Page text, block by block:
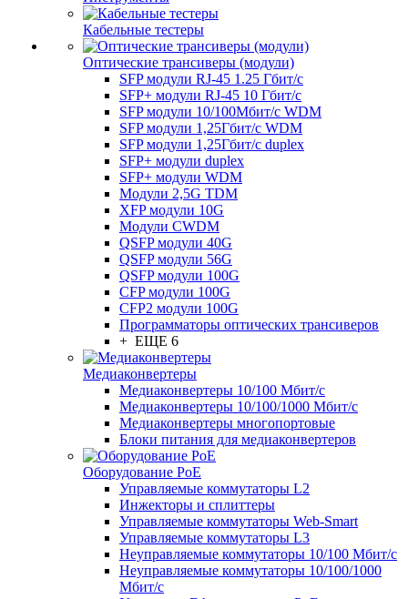
Кабельные тестеры
Оптические трансиверы (модули)
SFP модули RJ-45 1.25 Гбит/c
SFP+ модули RJ-45 10 Гбит/c
SFP модули 10/100Мбит/с WDM
SFP модули 1,25Гбит/с WDM
SFP модули 1,25Гбит/с duplex
SFP+ модули duplex
SFP+ модули WDM
Модули 2,5G TDM
XFP модули 10G
Модули CWDM
QSFP модули 40G
QSFP модули 56G
QSFP модули 100G
CFP модули 100G
CFP2 модули 100G
Программаторы оптических трансиверов
+ ЕЩЕ 6
Медиаконвертеры
Медиаконвертеры 10/100 Мбит/с
Медиаконвертеры 10/100/1000 Мбит/c
Медиаконвертеры многопортовые
Блоки питания для медиаконвертеров
Оборудование PoE
Управляемые коммутаторы L2
Инжекторы и сплиттеры
Управляемые коммутаторы Web-Smart
Управляемые коммутаторы L3
Неуправляемые коммутаторы 10/100 Мбит/с
Неуправляемые коммутаторы 10/100/1000
Мбит/с